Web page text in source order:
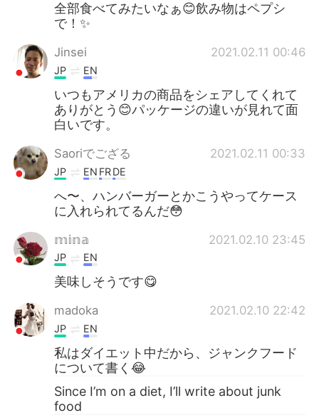
全部食べてみたいなぁ😊飲み物はペプシ
で！✨
Jinsei 2021.02.11 00:46
JP EN
いつもアメリカの商品をシェアしてくれて
ありがとう😊パッケージの違いが見れて面
白いです。
Saoriでござる 2021.02.11 00:33
JP EN FRDE
へ〜、ハンバーガーとかこうやってケース
に入れられてるんだ😳
𝕞𝕚𝕟𝕒 2021.02.10 23:45
JP EN
美味しそうです😋
madoka 2021.02.10 22:42
JP EN
私はダイエット中だから、ジャンクフード
について書く😂
Since I’m on a diet, I’ll write about junk
food